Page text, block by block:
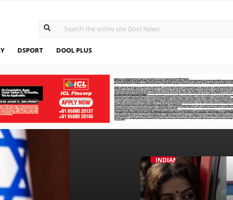
DSPORT DOOL PLUS
INDIAN CINEMA